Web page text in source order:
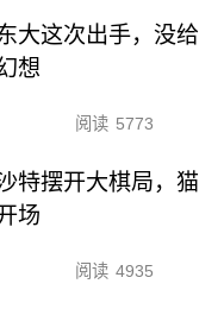
大这次出手，没给
想
阅读 5773
特摆开大棋局，猫
场
阅读 4935